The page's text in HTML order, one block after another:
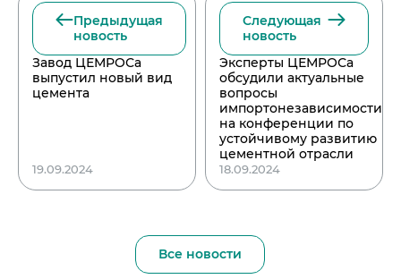
Предыдущая
новость
Завод ЦЕМРОСа
выпустил новый вид
цемента
19.09.2024
Следующая
новость
Эксперты ЦЕМРОСа
обсудили актуальные
вопросы
импортонезависимости
на конференции по
устойчивому развитию
цементной отрасли
18.09.2024
Все новости